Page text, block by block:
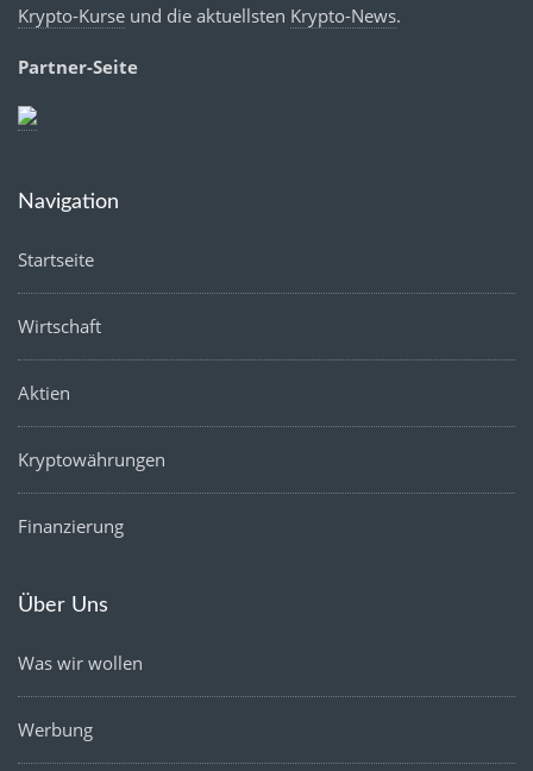
Krypto-Kurse und die aktuellsten Krypto-News.
Partner-Seite
Navigation
Startseite
Wirtschaft
Aktien
Kryptowährungen
Finanzierung
Über Uns
Was wir wollen
Werbung